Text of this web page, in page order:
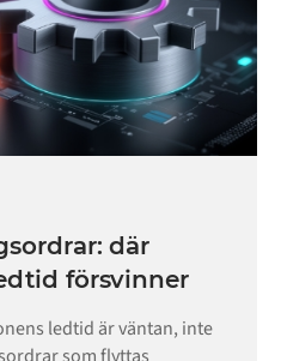
där
försvinner
ledtid är väntan, inte